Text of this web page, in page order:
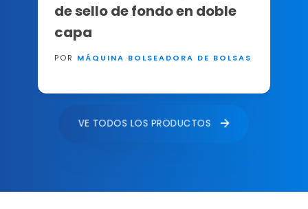
de sello de fondo en doble
capa
POR MÁQUINA BOLSEADORA DE BOLSAS
VE TODOS LOS PRODUCTOS